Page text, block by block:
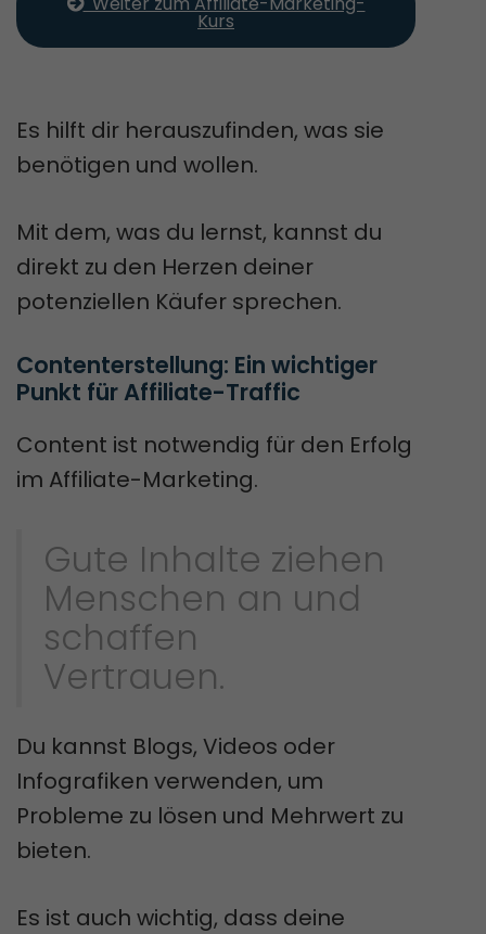
Kurs
Es hilft dir herauszufinden, was sie
benötigen und wollen.
Mit dem, was du lernst, kannst du
direkt zu den Herzen deiner
potenziellen Käufer sprechen.
Contenterstellung: Ein wichtiger
Punkt für Affiliate-Traffic
Content ist notwendig für den Erfolg
im Affiliate-Marketing.
Gute Inhalte ziehen
Menschen an und
schaffen
Vertrauen.
Du kannst Blogs, Videos oder
Infografiken verwenden, um
Probleme zu lösen und Mehrwert zu
bieten.
Es ist auch wichtig, dass deine